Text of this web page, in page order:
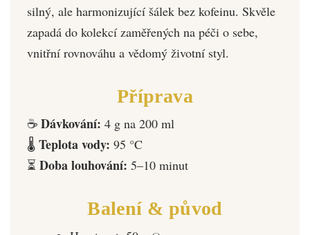
silný, ale harmonizující šálek bez kofeinu. Skvěle
zapadá do kolekcí zaměřených na péči o sebe,
vnitřní rovnováhu a vědomý životní styl.
Příprava
☕ Dávkování: 4 g na 200 ml
🌡️ Teplota vody: 95 °C
⏳ Doba louhování: 5–10 minut
Balení & původ